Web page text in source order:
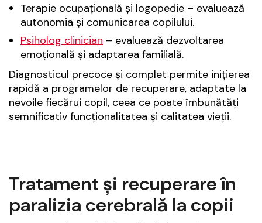
Terapie ocupațională și logopedie – evaluează
autonomia și comunicarea copilului.
Psiholog clinician – evaluează dezvoltarea
emoțională și adaptarea familială.
Diagnosticul precoce și complet permite inițierea
rapidă a programelor de recuperare, adaptate la
nevoile fiecărui copil, ceea ce poate îmbunătăți
semnificativ funcționalitatea și calitatea vieții.
Tratament și recuperare în
paralizia cerebrală la copii